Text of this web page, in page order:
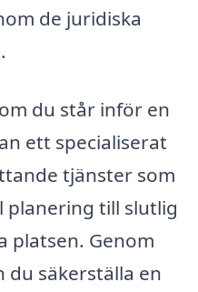
de juridiska
du står inför en
ett specialiserat
tjänster som
planering till slutlig
platsen. Genom
säkerställa en